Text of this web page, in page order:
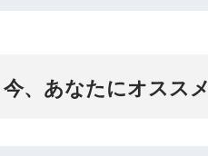
今、あなたにオススメ